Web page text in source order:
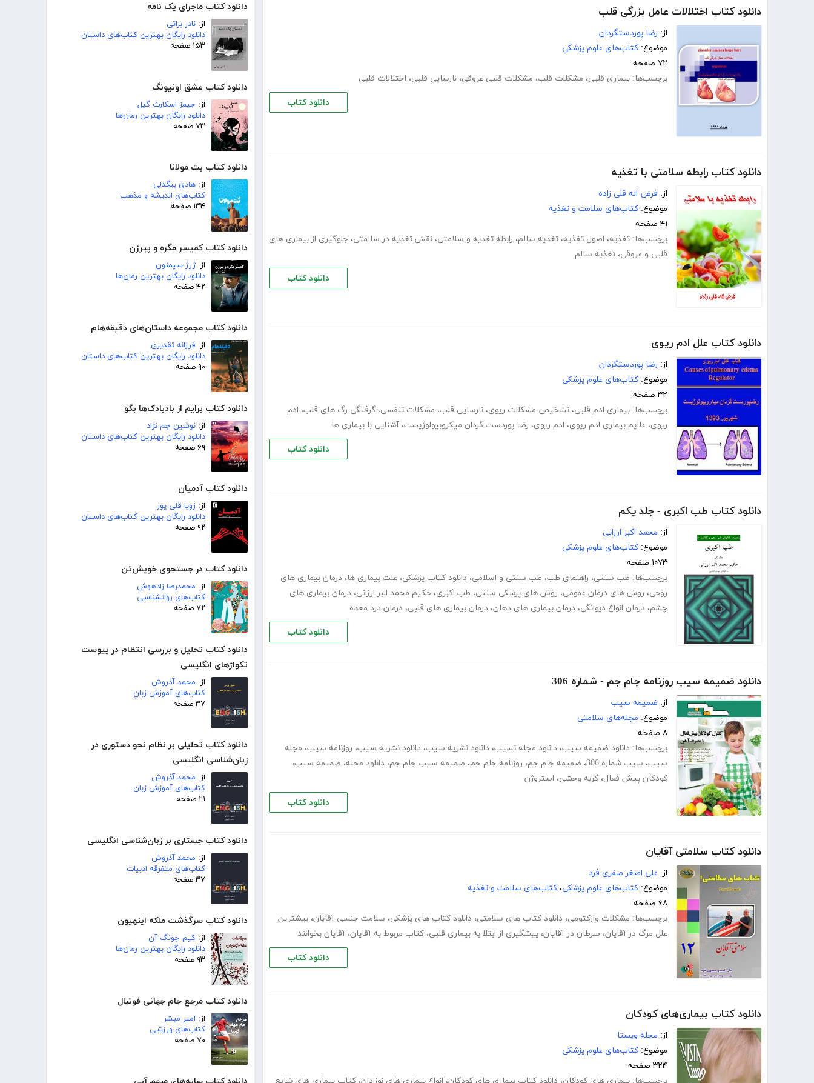
دانلود کتاب ماجرای یک نامه
از: نادر براتی
دانلود رایگان بهترین کتاب‌های داستان
۱۵۳ صفحه
دانلود کتاب عشق اونیونگ
از: جیمز اسکارث گیل
دانلود رایگان بهترین رمان‌ها
۷۳ صفحه
دانلود کتاب بت مولانا
از: هادی بیگدلی
کتاب‌های اندیشه و مذهب
۱۳۴ صفحه
دانلود کتاب کمیسر مگره و پیرزن
از:ژرژ سیمنون
دانلود رایگان بهترین رمان‌ها
۴۲ صفحه
دانلود کتاب مجموعه داستان‌های دقیقه‌هام
از: فرزانه تقدیری
دانلود رایگان بهترین کتاب‌های داستان
۹۰ صفحه
دانلود کتاب برایم از بادبادک‌ها بگو
از: نوشین جم نژاد
دانلود رایگان بهترین کتاب‌های داستان
۶۹ صفحه
دانلود کتاب آدمیان
از: زویا قلی پور
دانلود رایگان بهترین کتاب‌های داستان
۹۲ صفحه
دانلود کتاب در جستجوی خویش‌تن
از: محمدرضا زادهوش
کتاب‌های روانشناسی
۷۲ صفحه
دانلود کتاب تحلیل و بررسی انتظام در پیوست
تکواژهای انگلیسی
از: محمد آذروش
کتاب‌های آموزش زبان
۳۷ صفحه
دانلود کتاب تحلیلی بر نظام نحو دستوری در
زبان‌شناسی انگلیسی
از: محمد آذروش
کتاب‌های آموزش زبان
۲۱ صفحه
دانلود کتاب جستاری بر زبان‌شناسی انگلیسی
از: محمد آذروش
کتاب‌های متفرقه ادبیات
۳۷ صفحه
دانلود کتاب سرگذشت ملکه اینهیون
از: کیم جونگ آن
دانلود رایگان بهترین رمان‌ها
۹۳ صفحه
دانلود کتاب مرجع جام جهانی فوتبال
از: امیر مبشر
کتاب‌های ورزشی
۷۰ صفحه
دانلود کتاب اختلالات عامل بزرگی قلب
از: رضا پوردستگردان
موضوع: کتاب‌های علوم پزشکی
۷۲ صفحه
برچسب‌ها: بیماری قلبی، مشکلات قلب، مشکلات قلبی عروقی، نارسایی قلبی، اختلالات قلبی
دانلود کتاب
دانلود کتاب رابطه سلامتی با تغذیه
از: فرض اله قلی زاده
موضوع: کتاب‌های سلامت و تغذیه
۴۱ صفحه
برچسب‌ها: تغذیه، اصول تغذیه، تغذیه سالم، رابطه تغذیه و سلامتی، نقش تغذیه در سلامتی، جلوگیری از بیماری های
قلبی و عروقی، تغذیه سالم
دانلود کتاب
دانلود کتاب علل ادم ریوی
از: رضا پوردستگردان
موضوع: کتاب‌های علوم پزشکی
۳۲ صفحه
برچسب‌ها: بیماری ادم قلبی، تشخیص مشکلات ریوی، نارسایی قلب، مشکلات تنفسی، گرفتگی رگ های قلب، ادم
ریوی، علایم‌ بیماری ادم ریوی، ادم ریوی، رضا پوردست گردان میکروبیولوژیست، آشنایی با بیماری ها
دانلود کتاب
دانلود کتاب طب اکبری - جلد یکم
از: محمد اکبر ارزانی
موضوع: کتاب‌های علوم پزشکی
۱۰۷۳ صفحه
برچسب‌ها: طب سنتی، راهنمای طب، طب سنتی و اسلامی، دانلود کتاب پزشکی، علت بیماری ها، درمان بیماری های
روحی، روش های درمان عمومی، روش های پزشکی سنتی، طب اکبری، حکیم محمد البر ارزانی، درمان بیماری های
چشم، درمان انواع دیوانگی، درمان بیماری های دهان، درمان بیماری های قلبی، درمان درد معده
دانلود کتاب
دانلود ضمیمه سیب روزنامه جام جم - شماره 306
از: ضمیمه سیب
موضوع: مجله‌های سلامتی
۸ صفحه
برچسب‌ها: دانلود ضمیمه سیب، دانلود مجله تسیب، دانلود نشریه سیب، دانلود نشریه سیب، روزنامه سیب، مجله
سیب، سیب شماره 306 ، ضمیمه جام جم، روزنامه جام جم، ضمیمه سیب جام جم، دانلود مجله، ضمیمه سیب،
کودکان پیش فعال، گربه وحشی، استروژن
دانلود کتاب
دانلود کتاب سلامتی آقایان
از: علی اصغر صفری فرد
موضوع: کتاب‌های علوم پزشکی، کتاب‌های سلامت و تغذیه
۶۸ صفحه
برچسب‌ها: مشکلات وازکتومی، دانلود کتاب های سلامتی، دانلود کتاب های پزشکی، سلامت جنسی آقایان، بیشترین
علل مرگ در آقایان، سرطان در آقایان، پیشگیری از ابتلا به بیماری قلبی، کتاب مربوط به آقایان، آقایان بخوانند
دانلود کتاب
دانلود کتاب بیماری‌های کودکان
از: مجله ویستا
موضوع: کتاب‌های علوم پزشکی
۳۲۴ صفحه